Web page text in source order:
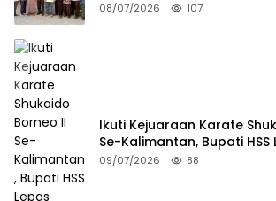
08/07/2026 107
Ikuti Kejuaraan Karate
Se-Kalimantan, Bupati
FORKI
09/07/2026 88